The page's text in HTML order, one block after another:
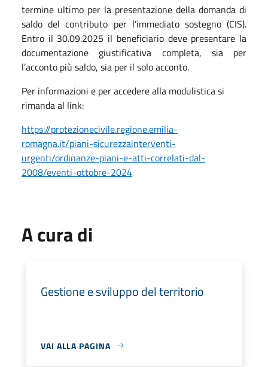
termine ultimo per la presentazione della domanda di
saldo del contributo per l’immediato sostegno (CIS).
Entro il 30.09.2025 il beneficiario deve presentare la
documentazione giustificativa completa, sia per
l’acconto più saldo, sia per il solo acconto.
Per informazioni e per accedere alla modulistica si
rimanda al link:
https://protezionecivile.regione.emilia-
romagna.it/piani-sicurezzainterventi-
urgenti/ordinanze-piani-e-atti-correlati-dal-
2008/eventi-ottobre-2024
A cura di
Gestione e sviluppo del territorio
VAI ALLA PAGINA